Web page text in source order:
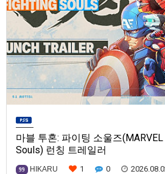
마블 투혼: 파이팅 소울즈
Souls) 런칭 트레일러
99 HIKARU 1 0